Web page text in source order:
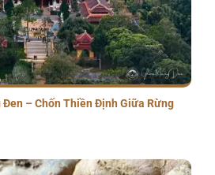
Đen – Chốn Thiền Định Giữa Rừng